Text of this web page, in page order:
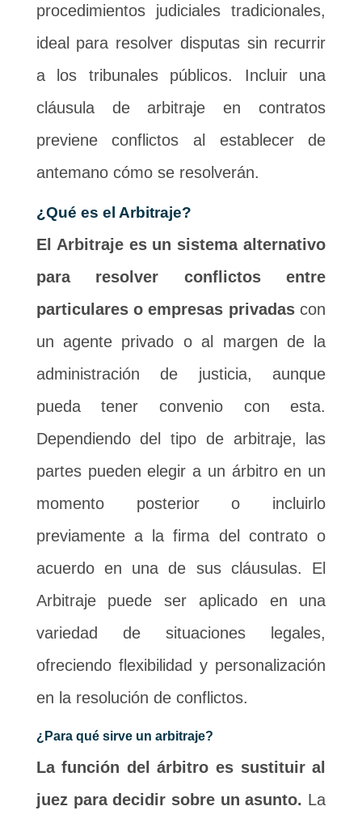
procedimientos judiciales tradicionales,
ideal para resolver disputas sin recurrir
a los tribunales públicos. Incluir una
cláusula de arbitraje en contratos
previene conflictos al establecer de
antemano cómo se resolverán.
¿Qué es el Arbitraje?
El Arbitraje es un sistema alternativo
para resolver conflictos entre
particulares o empresas privadascon
un agente privado o al margen de la
administración de justicia, aunque
pueda tener convenio con esta.
Dependiendo del tipo de arbitraje, las
partes pueden elegir a un árbitro en un
momento posterior o incluirlo
previamente a la firma del contrato o
acuerdo en una de sus cláusulas. El
Arbitraje puede ser aplicado en una
variedad de situaciones legales,
ofreciendo flexibilidad y personalización
en la resolución de conflictos.
¿Para qué sirve un arbitraje?
La función del árbitro es sustituir al
juez para decidir sobre un asunto. La